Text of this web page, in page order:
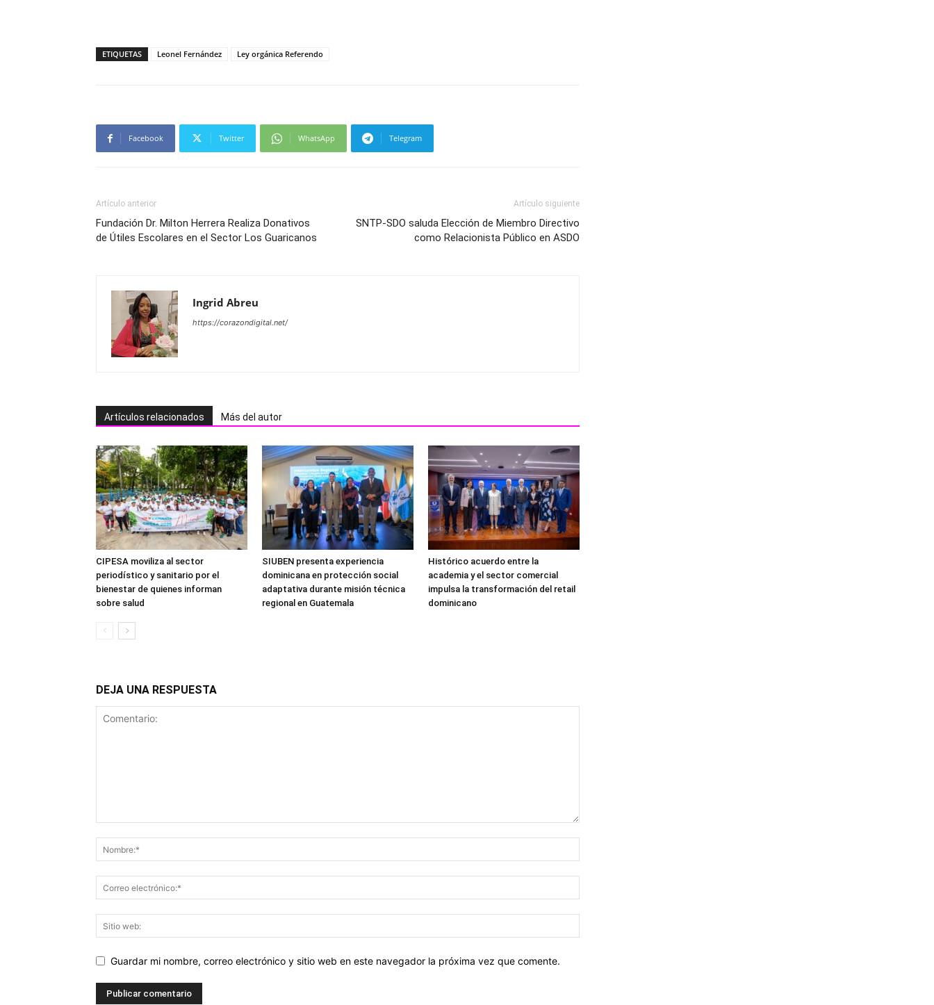
ETIQUETAS Leonel Fernández Ley orgánica Referendo
Facebook Twitter WhatsApp Telegram
Artículo anterior
Fundación Dr. Milton Herrera Realiza Donativos
de Útiles Escolares en el Sector Los Guaricanos
Artículo siguiente
SNTP-SDO saluda Elección de Miembro Directivo
como Relacionista Público en ASDO
Ingrid Abreu
https://corazondigital.net/
Artículos relacionados Más del autor
CIPESA moviliza al sector
periodístico y sanitario por el
bienestar de quienes informan
sobre salud
SIUBEN presenta experiencia
dominicana en protección social
adaptativa durante misión técnica
regional en Guatemala
Histórico acuerdo entre la
academia y el sector comercial
impulsa la transformación del retail
dominicano
DEJA UNA RESPUESTA
Guardar mi nombre, correo electrónico y sitio web en este navegador la próxima vez que comente.